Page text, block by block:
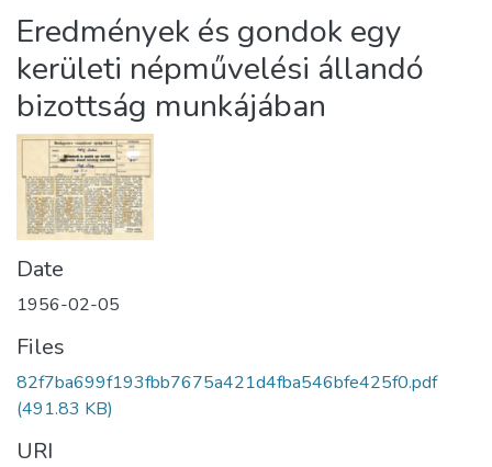
About us
Eredmények és gondok egy
kerületi népművelési állandó
bizottság munkájában
Date
1956-02-05
Files
82f7ba699f193fbb7675a421d4fba546bfe425f0.pdf
(491.83 KB)
URI